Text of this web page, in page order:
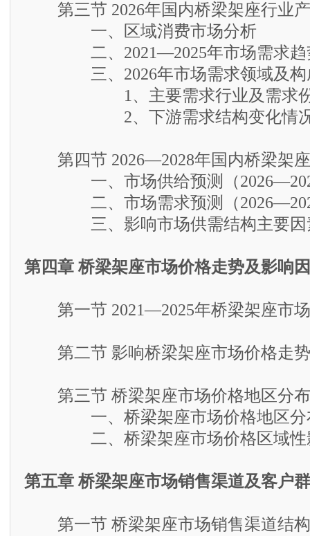
第三节 2026年国内桥梁架座行业产
一、区域消费市场分析
二、2021—2025年市场需求趋势
三、2026年市场需求领域及构
1、主要需求行业及需求份
2、下游需求结构变化情况
第四节 2026—2028年国内桥梁架座
一、市场供给预测（
二、市场需求预测（
三、影响市场供需结构主要因
第四章 桥梁架座市场价格走势及影响
第一节 2021—2025年桥梁架座市
第二节 影响桥梁架座市场价格走
第三节 桥梁架座市场价格地区分布
一、桥梁架座市场价格地区分
二、桥梁架座市场价格区域性
第五章 桥梁架座市场销售渠道及客户
第一节 桥梁架座市场销售渠道结构